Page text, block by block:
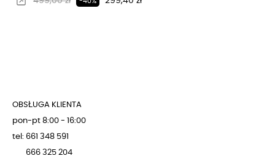
OBSŁUGA KLIENTA
pon-pt 8:00 - 16:00
tel: 661 348 591
666 325 204